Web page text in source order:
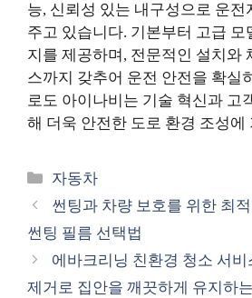
능, 신뢰성 있는 내구성으로 운전
주고 있습니다. 기본부터 고급 모
지를 제공하며, 전문적인 설치와
스까지 갖추어 운전 안전을 확실
로도 아이나비는 기술 혁신과 고
해 더욱 안전한 도로 환경 조성에
카
테
리
자동차
썬팅과 차량 보호를 위한 최
썬팅 필름 선택법
에바크리닝 친환경 청소 서
제거로 집안을 깨끗하게 유지하